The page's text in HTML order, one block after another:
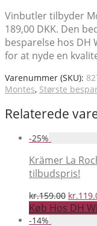
Vinbutler tilbyder
189,00 DKK. Den
besparelse hos DH
for at nyde en
Varenummer (SKU):
Montes, Største
Relaterede
-25%
Krämer La
tilbudspris!
kr.159.00 Den
pris
kr.
Køb Hos DH
-14%